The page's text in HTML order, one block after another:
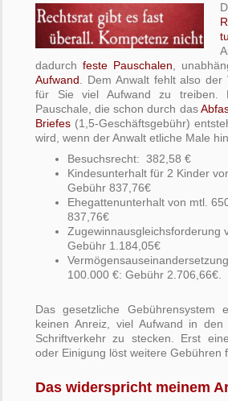
dadurch feste Pauschalen,
Aufwand. Dem Anwalt fehlt also der
für Sie viel Aufwand zu treiben.
Pauschale, die schon durch das
Briefes (1,5-Geschäftsgebühr)
wird, wenn der Anwalt etliche Male
Besuchsrecht: 382,58 €
Kindesunterhalt für 2 Kinder
Gebühr 837,76€
Ehegattenunterhalt von mtl.
837,76€
Zugewinnausgleichsforderung
Gebühr 1.184,05€
100.000 €: Gebühr 2.706,66€.
Das gesetzliche Gebührensystem
keinen Anreiz, viel Aufwand in den
Schriftverkehr zu stecken. Erst
oder Einigung löst weitere Gebühren
Das widerspricht meinem